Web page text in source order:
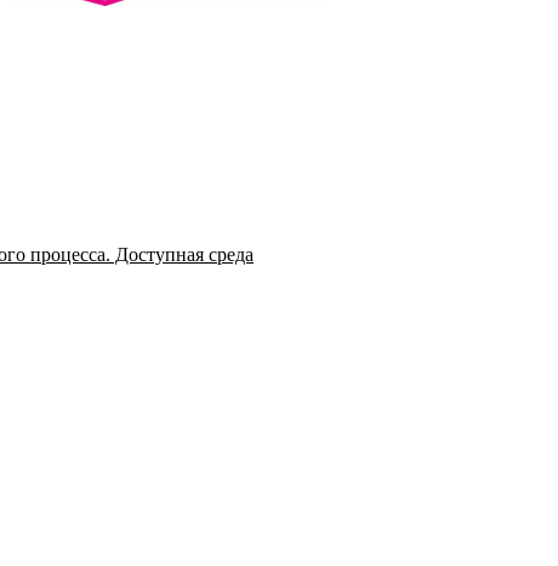
процесса. Доступная среда